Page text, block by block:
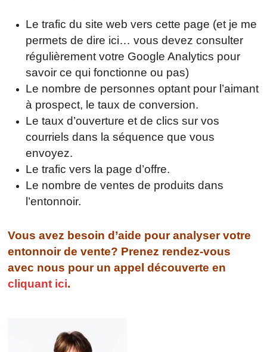
Le trafic du site web vers cette page (et je me
permets de dire ici… vous devez consulter
régulièrement votre Google Analytics pour
savoir ce qui fonctionne ou pas)
Le nombre de personnes optant pour l’aimant
à prospect, le taux de conversion.
Le taux d’ouverture et de clics sur vos
courriels dans la séquence que vous
envoyez.
Le trafic vers la page d’offre.
Le nombre de ventes de produits dans
l’entonnoir.
Vous avez besoin d’aide pour analyser votre
entonnoir de vente? Prenez rendez-vous
avec nous pour un appel découverte en
cliquant ici.